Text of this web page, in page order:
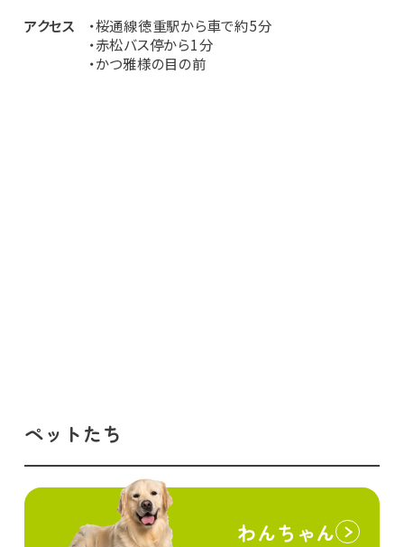
アクセス
・桜通線徳重駅から車で約5分
・赤松バス停から1分
・かつ雅様の目の前
ペットたち
わんちゃん